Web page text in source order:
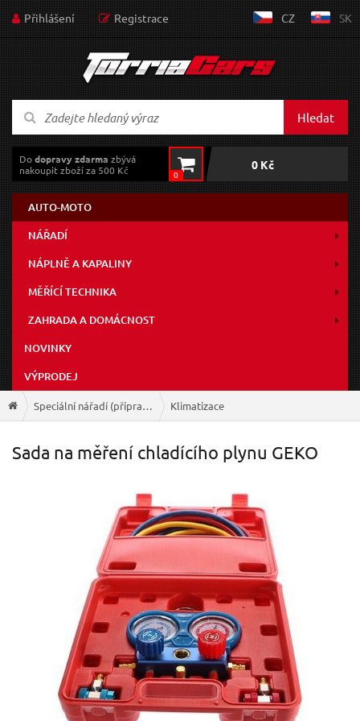
Přihlášení Registrace CZ SK
Hledat
Dodopravy zdarma zbývá
nakoupit zboží za 500 Kč
0
0 Kč
AUTO-MOTO
NÁŘADÍ
NÁPLNĚ A KAPALINY
MĚŘÍCÍ TECHNIKA
ZAHRADA A DOMÁCNOST
NOVINKY
VÝPRODEJ
Speciální nářadí (přípravky) Klimatizace
Sada na měření chladícího plynu GEKO